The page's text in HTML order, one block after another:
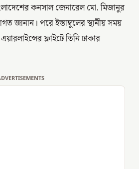
কনসাল জেনারেল মো. মিজানুর
জানান। পরে ইস্তাম্বুলের স্থানীয় সময়
ফ্লাইটে তিনি ঢাকার